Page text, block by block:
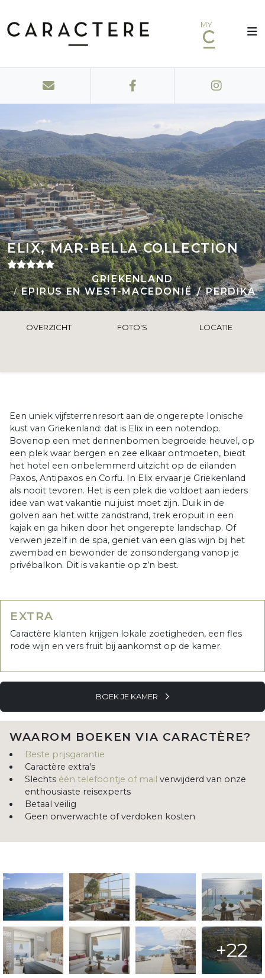
MY
ELIX, MAR-BELLA COLLECTION
GRIEKENLAND
EPIRUS EN WEST-MACEDONIË
PERDIKA
OVERZICHT FOTO'S LOCATIE
Een uniek vijfsterrenresort aan de ongerepte Ionische
kust van Griekenland: dat is Elix in een notendop.
Bovenop een met dennenbomen begroeide heuvel, op
een plek waar bergen en zee elkaar ontmoeten, biedt
het hotel een onbelemmerd uitzicht op de eilanden
Paxos, Antipaxos en Corfu. In Elix ervaar je Griekenland
als nooit tevoren. Het is een plek die voldoet aan ieders
idee van wat vakantie nu juist moet zijn. Duik in de
golven aan het witte zandstrand, trek eropuit in een
kajak en ga hiken door het ongerepte landschap. Of
verwen jezelf in de spa, geniet van een glas wijn bij het
zwembad en bewonder de zonsondergang vanop je
privébalkon. Dit is vakantie op z’n best.
EXTRA
Caractère klanten krijgen lokale zoetigheden, een fles
rode wijn en vers fruit bij aankomst op de kamer.
BOEK JE KAMER
WAAROM BOEKEN VIA CARACTÈRE?
Beste prijsgarantie
Caractère extra's
Slechts één telefoontje of mail verwijderd van onze
enthousiaste reisexperts
Betaal veilig
Geen onverwachte of verdoken kosten
+22